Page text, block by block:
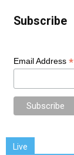
Subscribe
Email Address *
Live